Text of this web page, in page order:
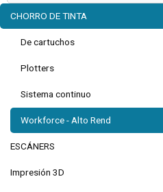
CHORRO DE TINTA
De cartuchos
Plotters
Sistema continuo
Workforce - Alto Rend
ESCÁNERS
Impresión 3D